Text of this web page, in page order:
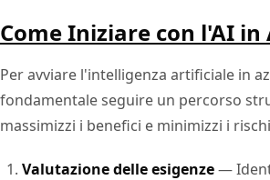
Come Iniziare con l'AI in
Per avviare l'intelligenza artificiale in
fondamentale seguire un percorso
massimizzi i benefici e minimizzi i
Valutazione delle esigenze—